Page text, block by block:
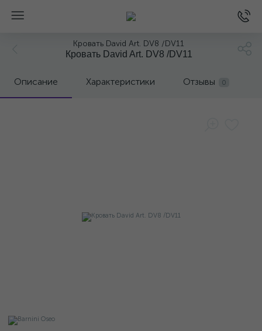
Кровать David Art. DV8 /DV11
Кровать David Art. DV8 /DV11
Описание Характеристики Отзывы 0